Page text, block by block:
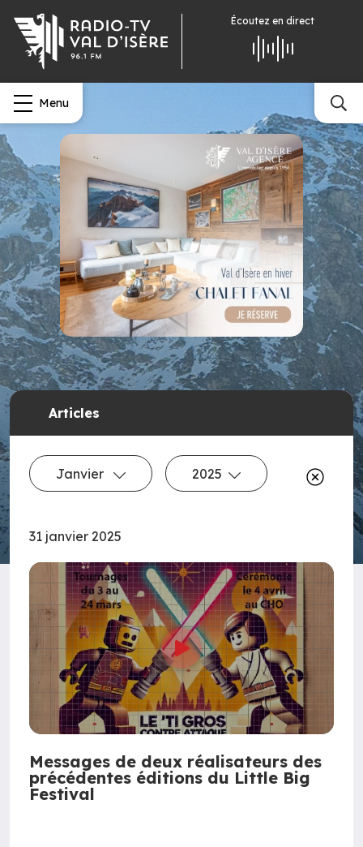
Écoutez en direct
Menu
Articles
Janvier 2025
31 janvier 2025
Messages de deux réalisateurs des
précédentes éditions du Little Big
Festival